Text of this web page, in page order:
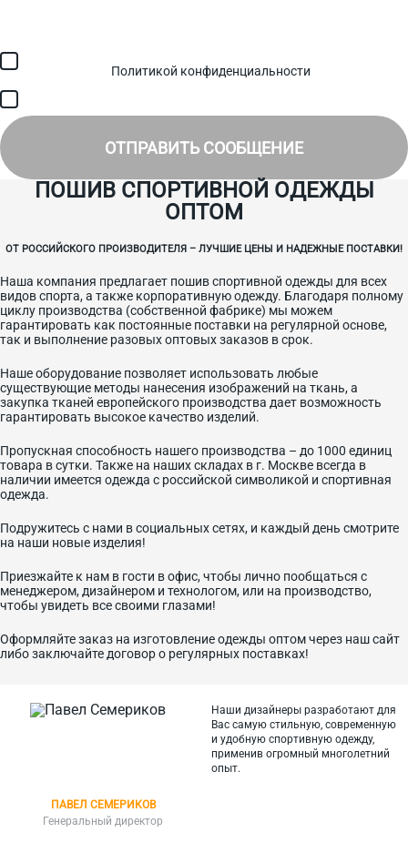
Политикой конфиденциальности
ОТПРАВИТЬ СООБЩЕНИЕ
ПОШИВ СПОРТИВНОЙ ОДЕЖДЫ
ОПТОМ
ОТ РОССИЙСКОГО ПРОИЗВОДИТЕЛЯ – ЛУЧШИЕ ЦЕНЫ И НАДЕЖНЫЕ ПОСТАВКИ!
Наша компания предлагает пошив спортивной одежды для всех
видов спорта, а также корпоративную одежду. Благодаря полному
циклу производства (собственной фабрике) мы можем
гарантировать как постоянные поставки на регулярной основе,
так и выполнение разовых оптовых заказов в срок.
Наше оборудование позволяет использовать любые
существующие методы нанесения изображений на ткань, а
закупка тканей европейского производства дает возможность
гарантировать высокое качество изделий.
Пропускная способность нашего производства – до 1000 единиц
товара в сутки. Также на наших складах в г. Москве всегда в
наличии имеется одежда с российской символикой и спортивная
одежда.
Подружитесь с нами в социальных сетях, и каждый день смотрите
на наши новые изделия!
Приезжайте к нам в гости в офис, чтобы лично пообщаться с
менеджером, дизайнером и технологом, или на производство,
чтобы увидеть все своими глазами!
Оформляйте заказ на изготовление одежды оптом через наш сайт
либо заключайте договор о регулярных поставках!
ПАВЕЛ СЕМЕРИКОВ
Генеральный директор
Наши дизайнеры разработают для
Вас самую стильную, современную
и удобную спортивную одежду,
применив огромный многолетний
опыт.